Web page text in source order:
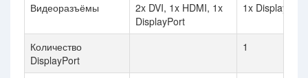
Видеоразъёмы
2x DVI, 1x HDMI, 1x
DisplayPort
1x DisplayPort
Количество
DisplayPort
1